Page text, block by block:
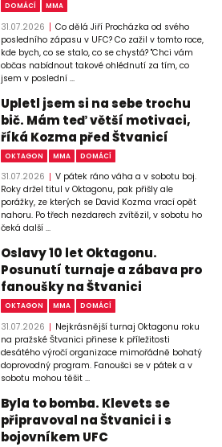
DOMÁCÍ MMA
31.07.2026
Co dělá Jiří Procházka od svého
posledního zápasu v UFC? Co zažil v tomto roce,
kde bych, co se stalo, co se chystá? "Chci vám
občas nabídnout takové ohlédnutí za tím, co
jsem v poslední ...
Upletl jsem si na sebe trochu
bič. Mám teď větší motivaci,
říká Kozma před Štvanicí
OKTAGON MMA DOMÁCÍ
31.07.2026
V pátek ráno váha a v sobotu boj.
Roky držel titul v Oktagonu, pak přišly ale
porážky, ze kterých se David Kozma vrací opět
nahoru. Po třech nezdarech zvítězil, v sobotu ho
čeká další ...
Oslavy 10 let Oktagonu.
Posunutí turnaje a zábava pro
fanoušky na Štvanici
OKTAGON MMA DOMÁCÍ
31.07.2026
Nejkrásnější turnaj Oktagonu roku
na pražské Štvanici přinese k příležitosti
desátého výročí organizace mimořádně bohatý
doprovodný program. Fanoušci se v pátek a v
sobotu mohou těšit ...
Byla to bomba. Klevets se
připravoval na Štvanici i s
bojovníkem UFC